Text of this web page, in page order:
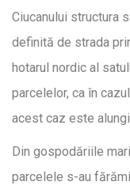
Ciucanului structura
definită de strada
hotarul nordic al
parcelelor, ca în
acest caz este
Din gospodăriile
parcelele s-au